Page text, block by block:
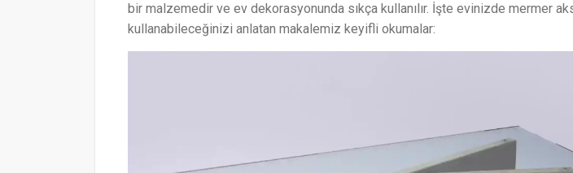
bir malzemedir ve ev dekorasyonunda sıkça kullanılır. İşte evinizde mermer
kullanabileceğinizi anlatan makalemiz keyifli okumalar: